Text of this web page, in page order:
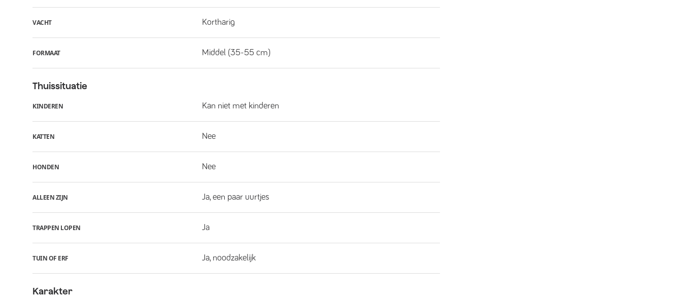
VACHT Kortharig
FORMAAT Middel (35-55 cm)
Thuissituatie
KINDEREN Kan niet met kinderen
KATTEN Nee
HONDEN Nee
ALLEEN ZIJN Ja, een paar uurtjes
TRAPPEN LOPEN Ja
TUIN OF ERF Ja, noodzakelijk
Karakter